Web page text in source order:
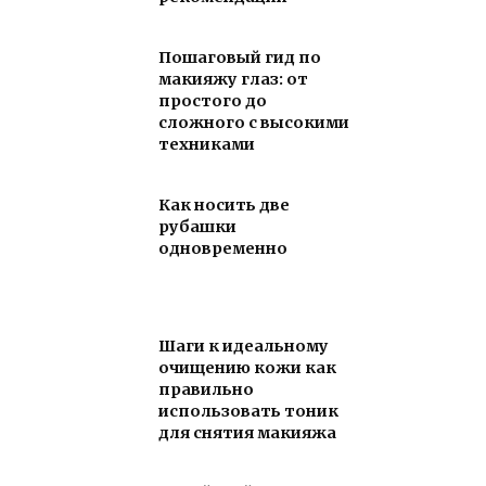
Пошаговый гид по
макияжу глаз: от
простого до
сложного с высокими
техниками
Как носить две
рубашки
одновременно
Шаги к идеальному
очищению кожи как
правильно
использовать тоник
для снятия макияжа